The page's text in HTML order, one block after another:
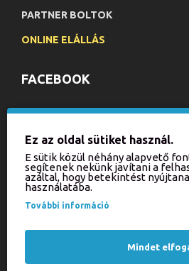
PARTNER BOLTOK
ONLINE ELÁLLÁS
FACEBOOK
akcióinkról és újdonságainkról!
az alábbi mezőbe!
Ez az oldal sütiket használ.
E sütik közül néhány alapvető
segítenek nekünk javítani a
azáltal, hogy betekintést
használatába.
További információ
Mindet